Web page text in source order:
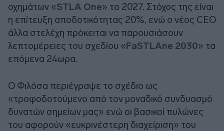
οχημάτων «STLA One» το 2027. Στόχος της είναι
η επίτευξη αποδοτικότητας 20%, ενώ ο νέος CEO
άλλα στελέχη πρόκειται να παρουσιάσουν
λεπτομέρειες του σχεδίου «FaSTLAne 2030» τα
επόμενα 24ωρα.
Ο Φιλόσα περιέγραψε το σχέδιο ως
«τροφοδοτούμενο από τον μοναδικό συνδυασμό
δυνατών σημείων μας» ενώ οι βασικοί πυλώνες
του αφορούν «ευκρινέστερη διαχείριση» του